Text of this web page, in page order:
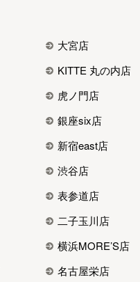
大宮店
KITTE 丸の内店
虎ノ門店
銀座six店
新宿east店
渋谷店
表参道店
二子玉川店
横浜MORE’S店
名古屋栄店